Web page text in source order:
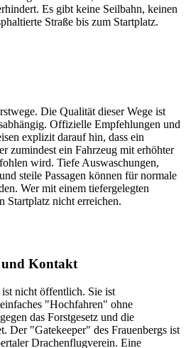
Es gibt keine Seilbahn, keinen
Straße bis zum Startplatz.
Die Qualität dieser Wege ist
Offizielle Empfehlungen und
explizit darauf hin, dass ein
zumindest ein Fahrzeug mit erhöhter
wird. Tiefe Auswaschungen,
steile Passagen können für normale
Wer mit einem tiefergelegten
Startplatz nicht erreichen.
und Kontakt
nicht öffentlich. Sie ist
"Hochfahren" ohne
das Forstgesetz und die
Der "Gatekeeper" des Frauenbergs ist
Drachenflugverein. Eine